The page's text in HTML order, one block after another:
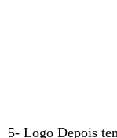
5- Logo Depois t